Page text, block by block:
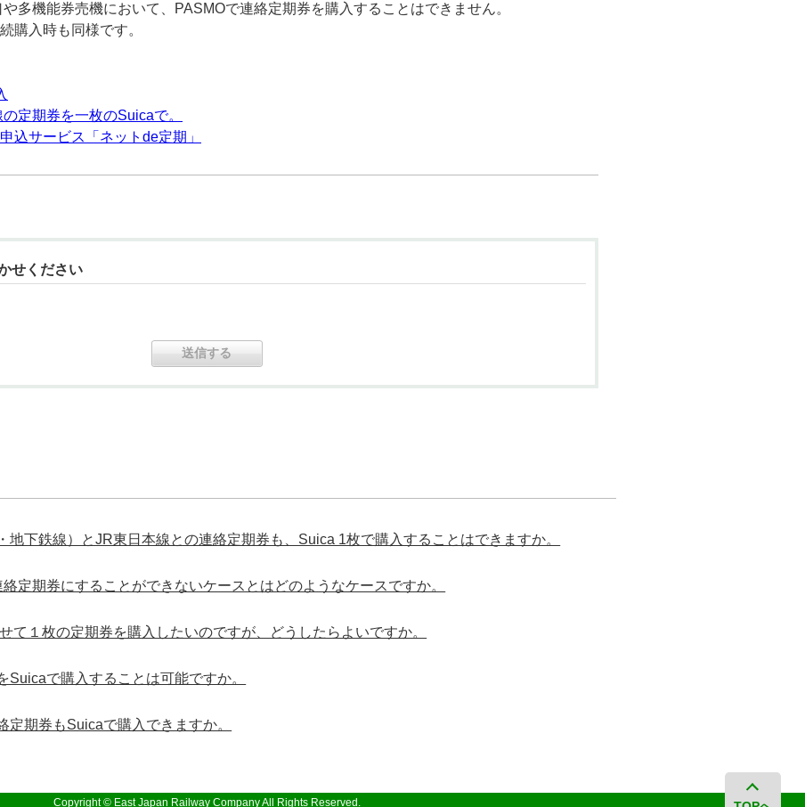
多機能券売機において、PASMOで連絡定期券を購入することはできません。
購入時も同様です。
定期券を一枚のSuicaで。
込サービス「ネットde定期」
せください
地下鉄線）とJR東日本線との連絡定期券も、Suica 1枚で購入することはできますか。
定期券にすることができないケースとはどのようなケースですか。
て１枚の定期券を購入したいのですが、どうしたらよいですか。
Suicaで購入することは可能ですか。
定期券もSuicaで購入できますか。
Copyright © East Japan Railway Company All Rights Reserved.